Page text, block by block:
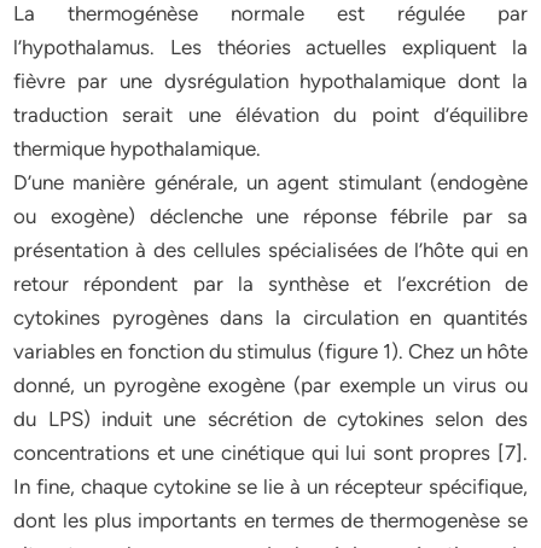
La thermogénèse normale est régulée par
l’hypothalamus. Les théories actuelles expliquent la
fièvre par une dysrégulation hypothalamique dont la
traduction serait une élévation du point d’équilibre
thermique hypothalamique.
D’une manière générale, un agent stimulant (endogène
ou exogène) déclenche une réponse fébrile par sa
présentation à des cellules spécialisées de l’hôte qui en
retour répondent par la synthèse et l’excrétion de
cytokines pyrogènes dans la circulation en quantités
variables en fonction du stimulus (figure 1). Chez un hôte
donné, un pyrogène exogène (par exemple un virus ou
du LPS) induit une sécrétion de cytokines selon des
concentrations et une cinétique qui lui sont propres [7].
In fine, chaque cytokine se lie à un récepteur spécifique,
dont les plus importants en termes de thermogenèse se